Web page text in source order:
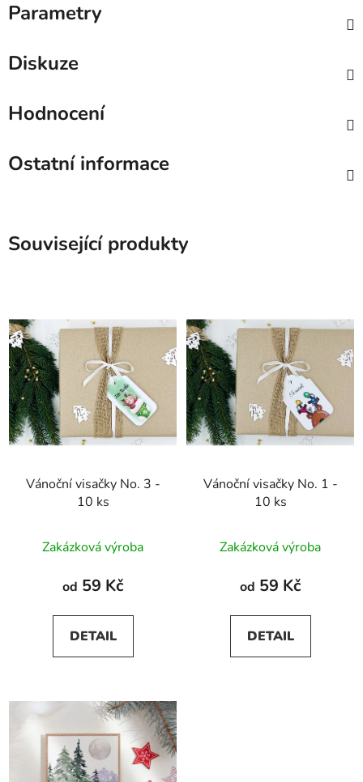
Parametry
Diskuze
Hodnocení
Ostatní informace
Související produkty
Vánoční visačky No. 3 -
10 ks
Zakázková výroba
od 59 Kč
DETAIL
Vánoční visačky No. 1 -
10 ks
Zakázková výroba
od 59 Kč
DETAIL